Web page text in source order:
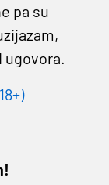
pa su
ugovora.